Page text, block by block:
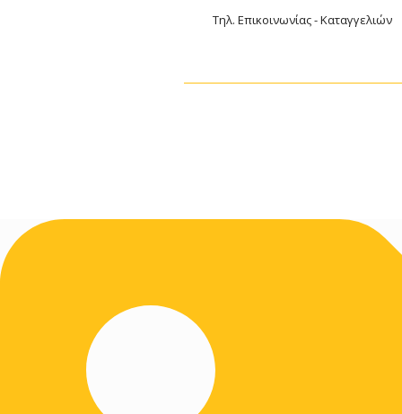
Τηλ. Επικοινωνίας - Καταγγελιών